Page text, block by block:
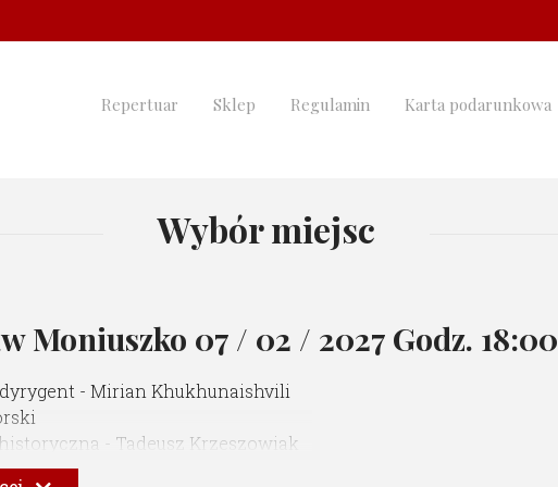
Repertuar Sklep Regulamin Karta podarunkowa
Wybór miejsc
Moniuszko 07 / 02 / 2027 Godz. 18:00
- Mirian Khukhunaishvili
- Tadeusz Krzeszowiak